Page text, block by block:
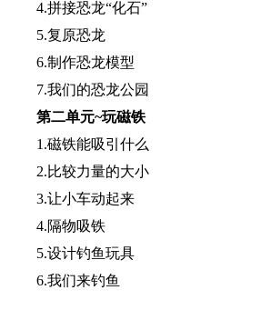
4.拼接恐龙“化石”
5.复原恐龙
6.制作恐龙模型
7.我们的恐龙公园
第二单元~玩磁铁
1.磁铁能吸引什么
2.比较力量的大小
3.让小车动起来
4.隔物吸铁
5.设计钓鱼玩具
6.我们来钓鱼